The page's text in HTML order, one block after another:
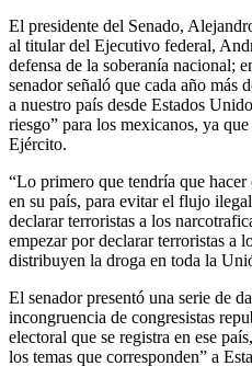
El presidente del Senado,
al titular del Ejecutivo federal,
defensa de la soberanía nacional;
senador señaló que cada año más
a nuestro país desde Estados
riesgo” para los mexicanos, ya
Ejército.
“Lo primero que tendría que hacer
en su país, para evitar el flujo
declarar terroristas a los
empezar por declarar terroristas a
distribuyen la droga en toda la
El senador presentó una serie de
incongruencia de congresistas
electoral que se registra en ese
los temas que corresponden” a